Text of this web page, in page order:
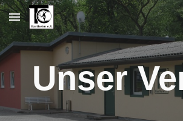
Skip to main content
Unser